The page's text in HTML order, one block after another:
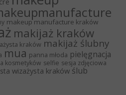
makeup manufacture kraków
makijaż kraków
kraków makijaż ślubny
mua panna młoda pielęgnacja
kosmetyków selfie sesja zdjęciowa
wizażysta kraków ślub